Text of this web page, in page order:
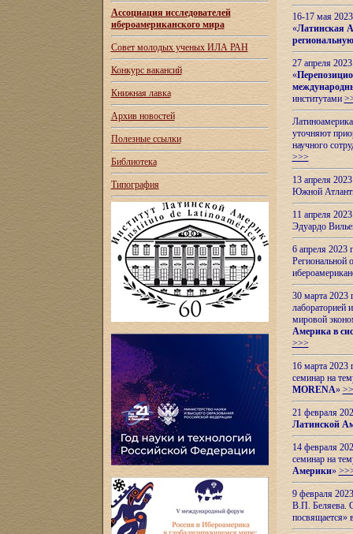
Ассоциация исследователей
ибероамериканского мира
Совет молодых ученых ИЛА РАН
Конкурс вакансий
Книжная лавка
Архив новостей
Полезные ссылки
Библиотека
Типография
16-17 мая
«Латинская
27 апреля
«
институтами
уточняют
научного
>>>
13 апреля
Южной
11 апреля
Эдуардо
6 апреля
Региональной
30 марта 2023
лабораторией
мировой
Америка в
>>>
16 марта 2023
семинар на
MORENA»
21 февраля
Латинской
14 февраля
семинар на
Америки»
9 февраля
В.П. Беляева.
посвящается»